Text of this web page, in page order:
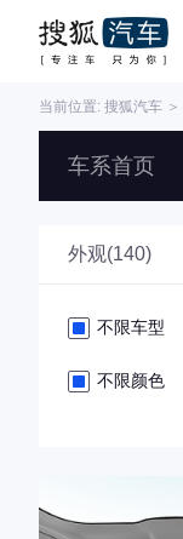
当前位置: 搜狐汽车 ＞
车系首页
外观(140)
不限车型
不限颜色